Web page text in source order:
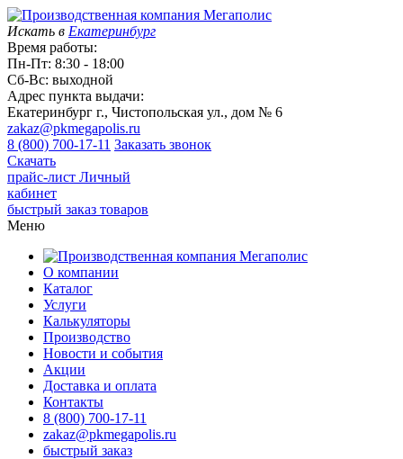
Искать в Екатеринбург
Время работы:
Пн-Пт: 8:30 - 18:00
Сб-Вс: выходной
Адрес пункта выдачи:
Екатеринбург г., Чистопольская ул., дом № 6
zakaz@pkmegapolis.ru
8 (800) 700-17-11 Заказать звонок
Скачать
прайс-лист Личный
кабинет
быстрый заказ товаров
Меню
О компании
Каталог
Услуги
Калькуляторы
Производство
Новости и события
Акции
Доставка и оплата
Контакты
8 (800) 700-17-11
zakaz@pkmegapolis.ru
быстрый заказ